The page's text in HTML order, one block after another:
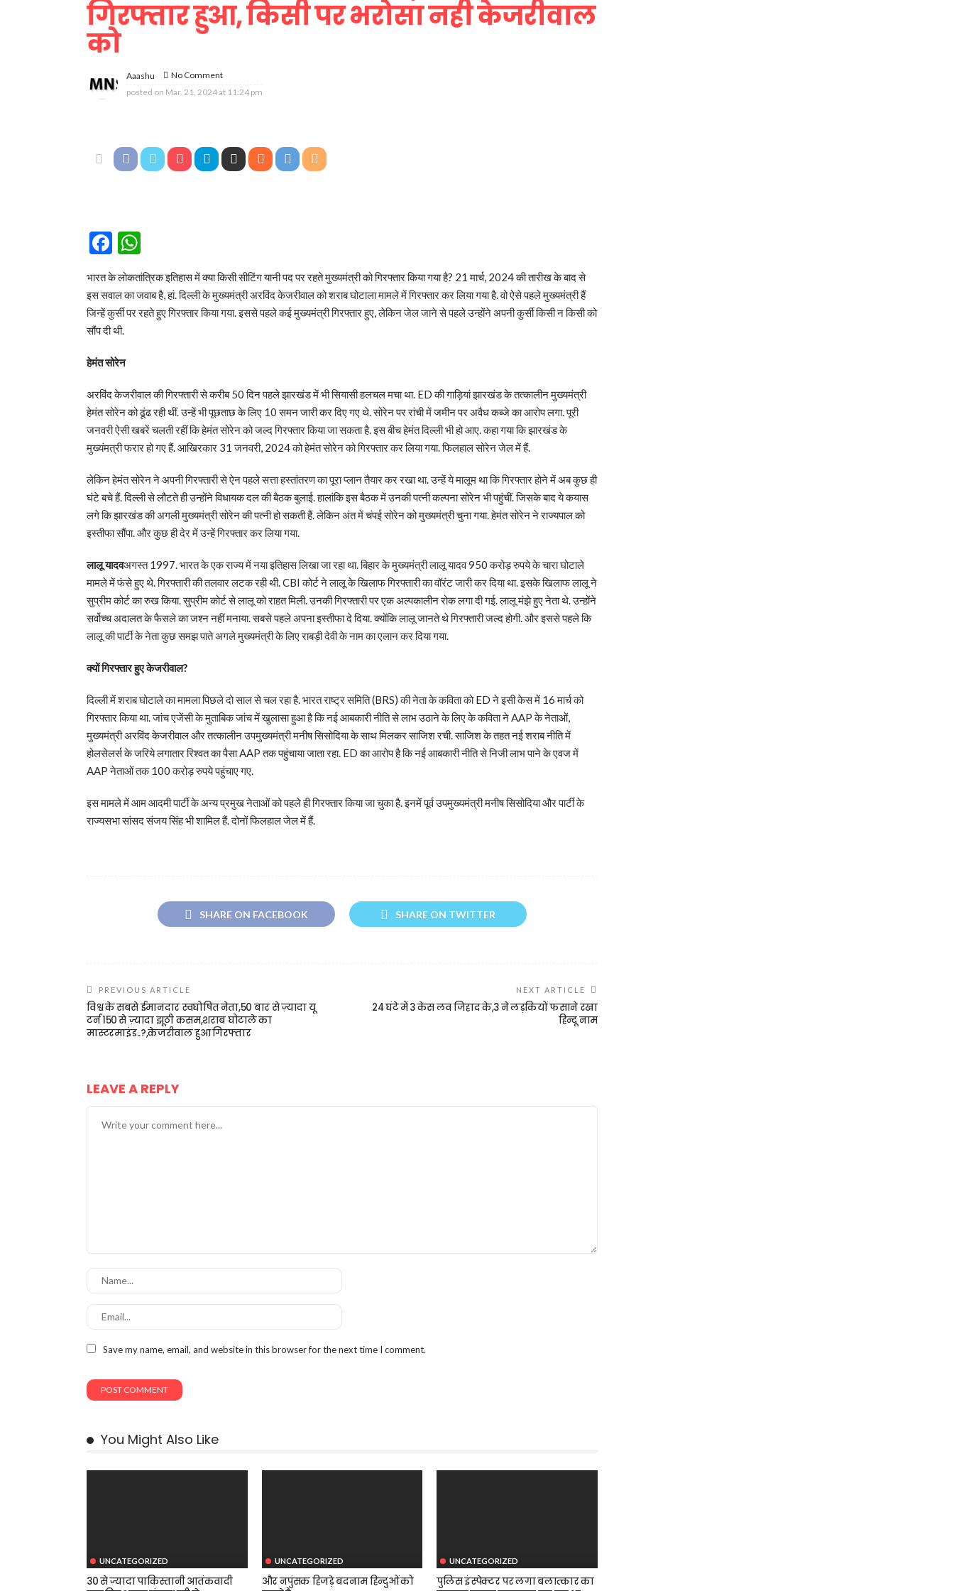
गिरफ्तार हुआ, किसी पर भरोसा नही केजरीवाल
को
Aaashu
No Comment
posted on Mar. 21, 2024 at 11:24 pm
Facebook
भारत के लोकतांत्रिक इतिहास में क्या किसी सीटिंग यानी पद पर रहते मुख्यमंत्री को गिरफ्तार किया गया है? 21 मार्च, 2024 की तारीख के बाद से
इस सवाल का जवाब है, हां. दिल्ली के मुख्यमंत्री अरविंद केजरीवाल को शराब घोटाला मामले में गिरफ्तार कर लिया गया है. वो ऐसे पहले मुख्यमंत्री हैं
जिन्हें कुर्सी पर रहते हुए गिरफ्तार किया गया. इससे पहले कई मुख्यमंत्री गिरफ्तार हुए, लेकिन जेल जाने से पहले उन्होंने अपनी कुर्सी किसी न किसी को
सौंप दी थी.
हेमंत सोरेन
अरविंद केजरीवाल की गिरफ्तारी से करीब 50 दिन पहले झारखंड में भी सियासी हलचल मचा था. ED की गाड़ियां झारखंड के तत्कालीन मुख्यमंत्री
हेमंत सोरेन को ढूंढ रही थीं. उन्हें भी पूछताछ के लिए 10 समन जारी कर दिए गए थे. सोरेन पर रांची में जमीन पर अवैध कब्जे का आरोप लगा. पूरी
जनवरी ऐसी खबरें चलती रहीं कि हेमंत सोरेन को जल्द गिरफ्तार किया जा सकता है. इस बीच हेमंत दिल्ली भी हो आए. कहा गया कि झारखंड के
मुख्यंमत्री फरार हो गए हैं. आखिरकार 31 जनवरी, 2024 को हेमंत सोरेन को गिरफ्तार कर लिया गया. फिलहाल सोरेन जेल में हैं.
लेकिन हेमंत सोरेन ने अपनी गिरफ्तारी से ऐन पहले सत्ता हस्तांतरण का पूरा प्लान तैयार कर रखा था. उन्हें ये मालूम था कि गिरफ्तार होने में अब कुछ ही
घंटे बचे हैं. दिल्ली से लौटते ही उन्होंने विधायक दल की बैठक बुलाई. हालांकि इस बैठक में उनकी पत्नी कल्पना सोरेन भी पहुंचीं. जिसके बाद ये कयास
लगे कि झारखंड की अगली मुख्यमंत्री सोरेन की पत्नी हो सकती हैं. लेकिन अंत में चंपई सोरेन को मुख्यमंत्री चुना गया. हेमंत सोरेन ने राज्यपाल को
इस्तीफा सौंपा. और कुछ ही देर में उन्हें गिरफ्तार कर लिया गया.
लालू यादवअगस्त 1997. भारत के एक राज्य में नया इतिहास लिखा जा रहा था. बिहार के मुख्यमंत्री लालू यादव 950 करोड़ रुपये के चारा घोटाले
मामले में फंसे हुए थे. गिरफ्तारी की तलवार लटक रही थी. CBI कोर्ट ने लालू के खिलाफ गिरफ्तारी का वॉरंट जारी कर दिया था. इसके खिलाफ लालू ने
सुप्रीम कोर्ट का रुख किया. सुप्रीम कोर्ट से लालू को राहत मिली. उनकी गिरफ्तारी पर एक अल्पकालीन रोक लगा दी गई. लालू मंझे हुए नेता थे. उन्होंने
सर्वोच्च अदालत के फैसले का जश्न नहीं मनाया. सबसे पहले अपना इस्तीफा दे दिया. क्योंकि लालू जानते थे गिरफ्तारी जल्द होगी. और इससे पहले कि
लालू की पार्टी के नेता कुछ समझ पाते अगले मुख्यमंत्री के लिए राबड़ी देवी के नाम का एलान कर दिया गया.
क्यों गिरफ्तार हुए केजरीवाल?
दिल्ली में शराब घोटाले का मामला पिछले दो साल से चल रहा है. भारत राष्ट्र समिति (BRS) की नेता के कविता को ED ने इसी केस में 16 मार्च को
गिरफ्तार किया था. जांच एजेंसी के मुताबिक जांच में खुलासा हुआ है कि नई आबकारी नीति से लाभ उठाने के लिए के कविता ने AAP के नेताओं,
मुख्यमंत्री अरविंद केजरीवाल और तत्कालीन उपमुख्यमंत्री मनीष सिसोदिया के साथ मिलकर साजिश रची. साजिश के तहत नई शराब नीति में
होलसेलर्स के जरिये लगातार रिश्वत का पैसा AAP तक पहुंचाया जाता रहा. ED का आरोप है कि नई आबकारी नीति से निजी लाभ पाने के एवज में
AAP नेताओं तक 100 करोड़ रुपये पहुंचाए गए.
इस मामले में आम आदमी पार्टी के अन्य प्रमुख नेताओं को पहले ही गिरफ्तार किया जा चुका है. इनमें पूर्व उपमुख्यमंत्री मनीष सिसोदिया और पार्टी के
राज्यसभा सांसद संजय सिंह भी शामिल हैं. दोनों फिलहाल जेल में हैं.
SHARE ON FACEBOOK SHARE ON TWITTER
PREVIOUS ARTICLE
विश्व के सबसे ईमानदार स्वघोषित नेता,50 बार से ज़्यादा यू
टर्न 150 से ज़्यादा झूठी कसम,शराब घोटाले का
मास्टरमाइंड..?,केजरीवाल हुआ गिरफ्तार
NEXT ARTICLE
24 घंटे में 3 केस लव जिहाद के,3 ने लड़कियों फसाने रखा
हिन्दू नाम
LEAVE A REPLY
Save my name, email, and website in this browser for the next time I comment.
You Might Also Like
UNCATEGORIZED
30 से ज्यादा पाकिस्तानी आतंकवादी
UNCATEGORIZED
और नपुंसक हिजड़े बदनाम हिन्दुओं को
UNCATEGORIZED
पुलिस इंस्पेक्टर पर लगा बलात्कार का